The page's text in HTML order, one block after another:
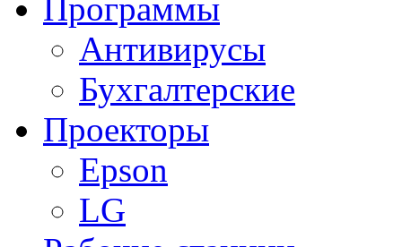
Программы
Антивирусы
Бухгалтерские
Проекторы
Epson
LG